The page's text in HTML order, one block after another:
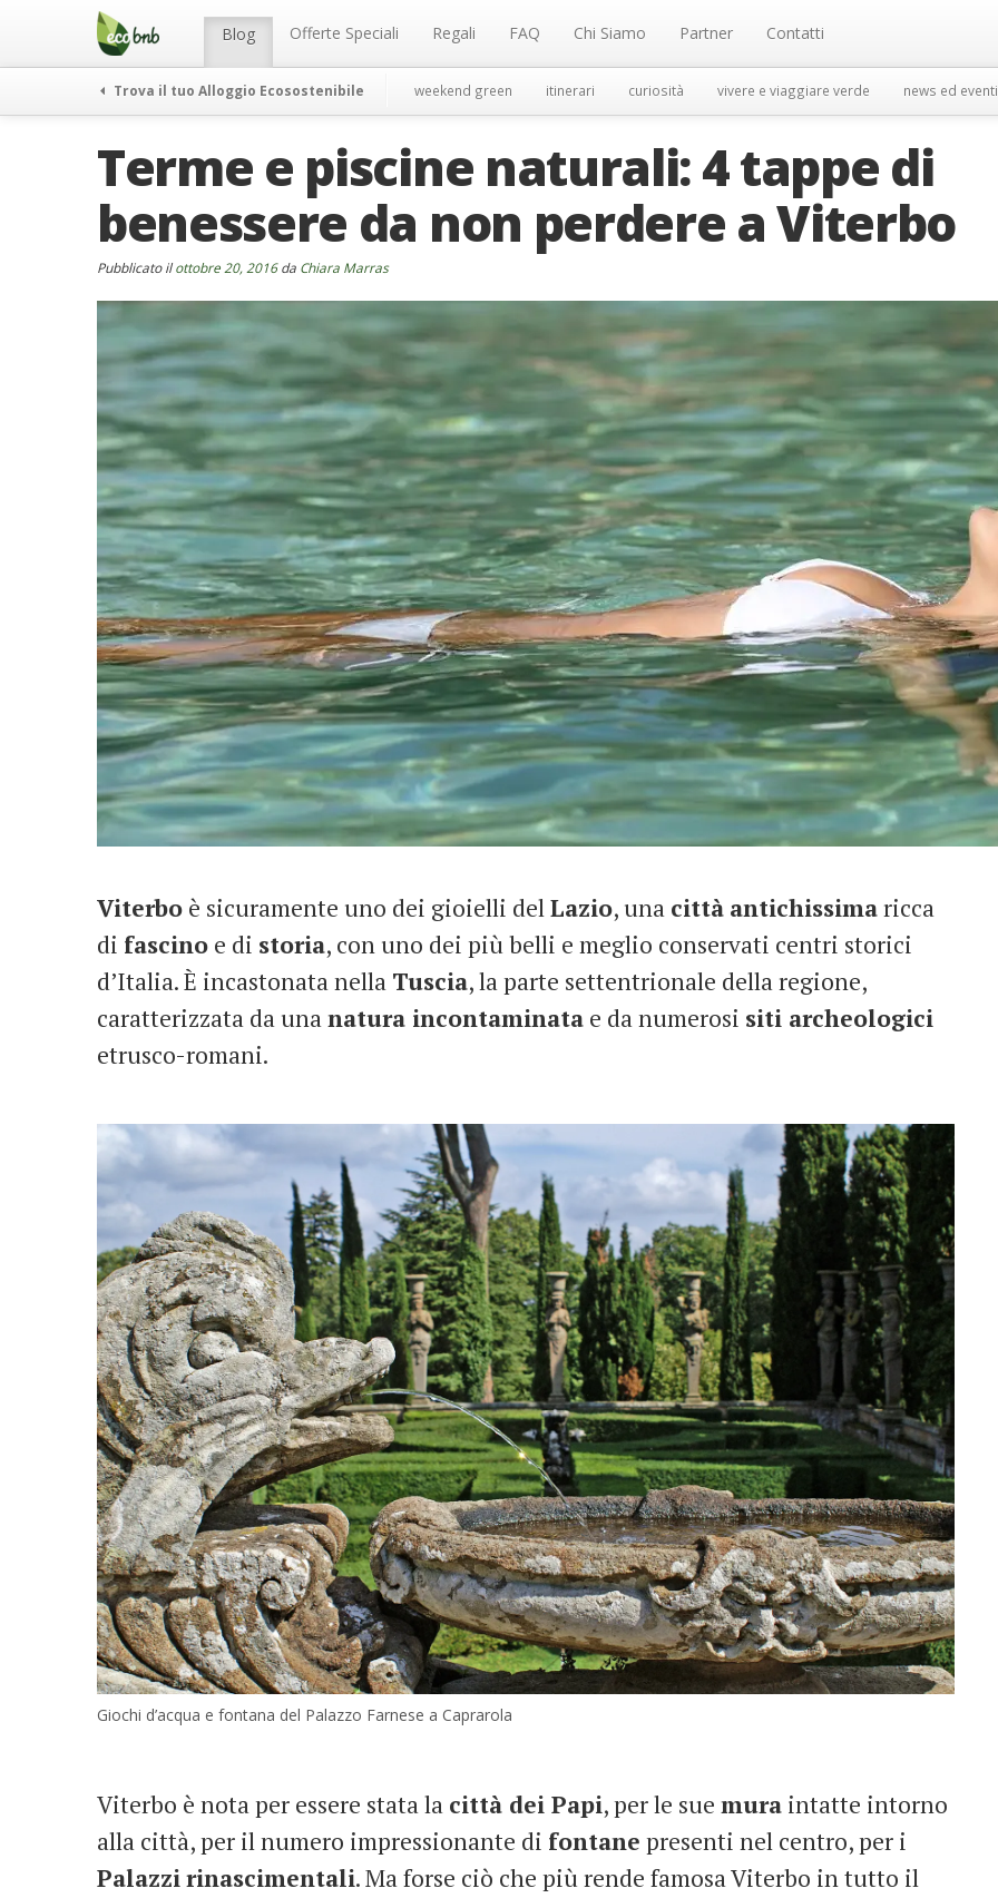
Menu Blog Offerte Speciali Regali FAQ Chi Siamo Partner Contatti
Trova il tuo Alloggio Ecosostenibile weekend green itinerari curiosità vivere e viaggiare verde news ed eventi
Terme e piscine naturali: 4 tappe di
benessere da non perdere a Viterbo
Pubblicato ilottobre 20, 2016da Chiara Marras
Viterbo è sicuramente uno dei gioielli delLazio, una città antichissimaricca
di fascino e di storia, con uno dei più belli e meglio conservati centri storici
d’Italia. È incastonata nella Tuscia, la parte settentrionale della regione,
caratterizzata da unanatura incontaminata e da numerosi siti archeologici
etrusco-romani.
Giochi d’acqua e fontana del Palazzo Farnese a Caprarola
Viterbo è nota per essere stata la città dei Papi, per le sue mura intatte intorno
alla città, per il numero impressionante di fontane presenti nel centro, per i
Palazzirinascimentali. Ma forse ciò che più rende famosa Viterbo in tutto il